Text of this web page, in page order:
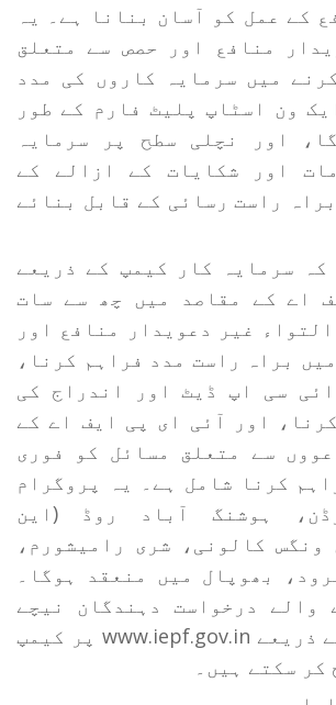
کے عمل کو آسان بنانا ہے۔ یہ
منافع اور حصص سے متعلق
میں سرمایہ کاروں کی مدد
ون اسٹاپ پلیٹ فارم کے طور
اور نچلی سطح پر سرمایہ
اور شکایات کے ازالے کے
راست رسائی کے قابل بنائے
کہ سرمایہ کار کیمپ کے ذریعے
اے کے مقاصد میں چھ سے سات
غیر دعویدار منافع اور
براہ راست مدد فراہم کرنا،
سی اپ ڈیٹ اور اندراج کی
اور آئی ای پی ایف اے کے
سے متعلق مسائل کو فوری
کرنا شامل ہے۔ یہ پروگرام
ہوشنگ آباد روڈ (این
آرین ونگس کالونی، شری رامیشورم،
بھوپال میں منعقد ہوگا۔
والے درخواست دہندگان نیچے
دیے گئے لنک کے ذریعے www.iepf.gov.in پر کیمپ
سکتے ہیں۔